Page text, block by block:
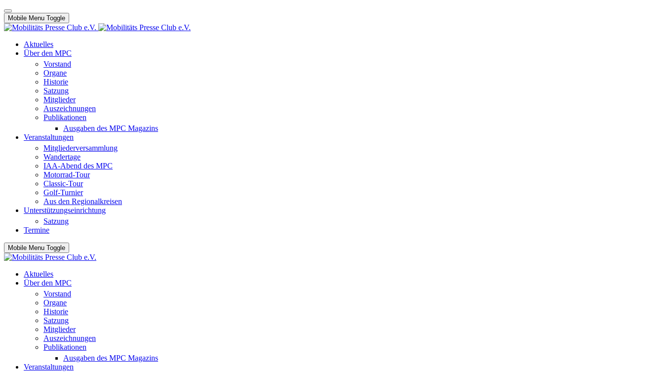
Mobile Menu Toggle
Aktuelles
Über den MPC
Vorstand
Organe
Historie
Satzung
Mitglieder
Auszeichnungen
Publikationen
Ausgaben des MPC Magazins
Veranstaltungen
Mitgliederversammlung
Wandertage
IAA-Abend des MPC
Motorrad-Tour
Classic-Tour
Golf-Turnier
Aus den Regionalkreisen
Unterstützungseinrichtung
Satzung
Termine
Mobile Menu Toggle
Aktuelles
Über den MPC
Vorstand
Organe
Historie
Satzung
Mitglieder
Auszeichnungen
Publikationen
Ausgaben des MPC Magazins
Veranstaltungen